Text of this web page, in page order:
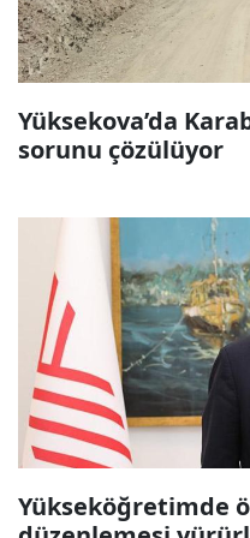
Yüksekova’da
sorunu çözülüyor
Yükseköğretimde